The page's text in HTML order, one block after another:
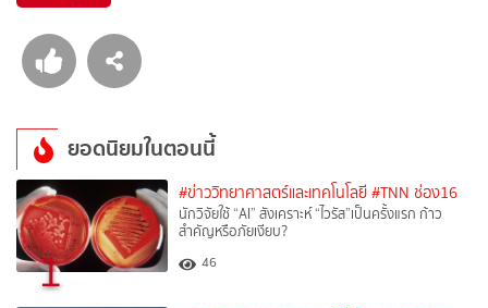
ยอดนิยมในตอนนี้
1
#ข่าววิทยาศาสตร์และเทคโนโลยี #TNN ช่อง16
นักวิจัยใช้ “AI” สังเคราะห์ “ไวรัส”เป็นครั้งแรก ก้าว
สำคัญหรือภัยเงียบ?
46